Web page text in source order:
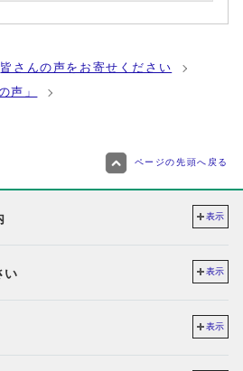
皆さんの声をお寄せください
声」
ページの先頭へ戻る
表示
い 表示
表示